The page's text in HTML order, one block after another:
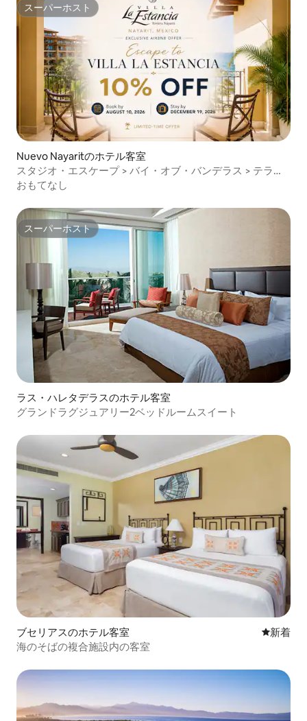
スーパーホスト
スーパーホスト
Nuevo Nayaritのホテル客室
スタジオ・エスケープ > バイ・オブ・バンデラス > テラス
付きの快適なお部屋
おもてなし
スーパーホスト
スーパーホスト
ラス・ハレタデラスのホテル客室
グランドラグジュアリー2ベッドルームスイート
ブセリアスのホテル客室 新しい宿
新着
海のそばの複合施設内の客室